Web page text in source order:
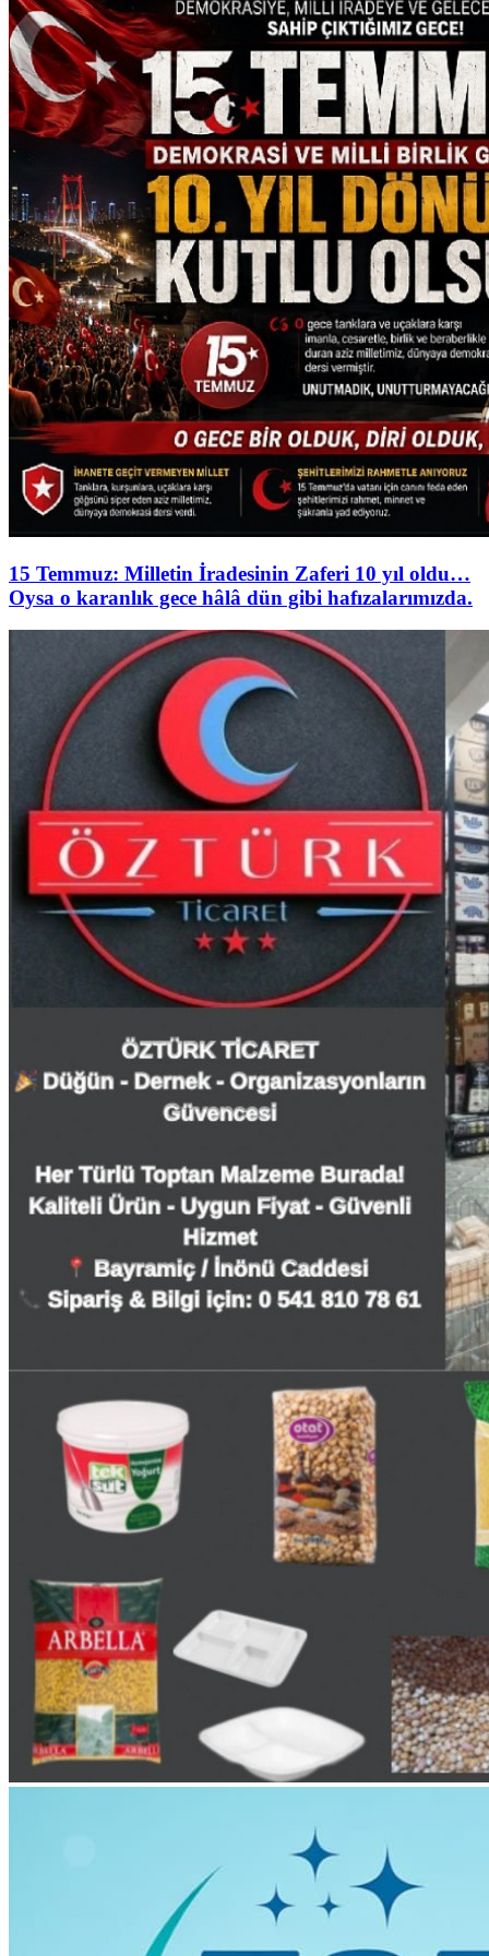
15 Temmuz: Milletin İradesinin Zaferi 10 yıl oldu…
Oysa o karanlık gece hâlâ dün gibi hafızalarımızda.